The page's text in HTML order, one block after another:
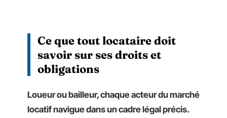
Ce que tout locataire doit
savoir sur ses droits et
obligations
Loueur ou bailleur, chaque acteur du marché
locatif navigue dans un cadre légal précis.